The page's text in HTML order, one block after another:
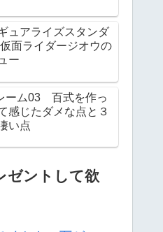
ュアライズスタンダ
面ライダージオウの
ー
ーム03 百式を作っ
感じたダメな点と３
い点
ゼントして欲